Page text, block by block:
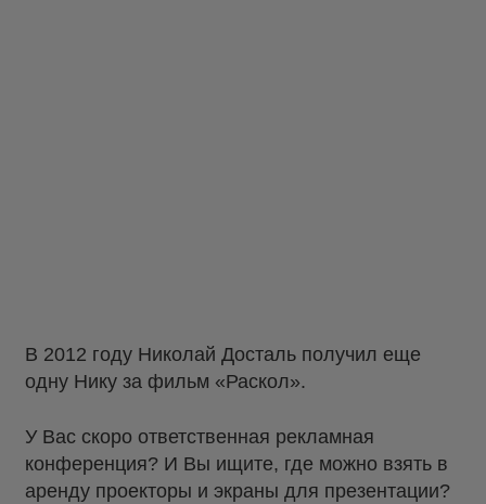
В 2012 году Николай Досталь получил еще
одну Нику за фильм «Раскол».
У Вас скоро ответственная рекламная
конференция? И Вы ищите, где можно взять в
аренду проекторы и экраны для презентации?